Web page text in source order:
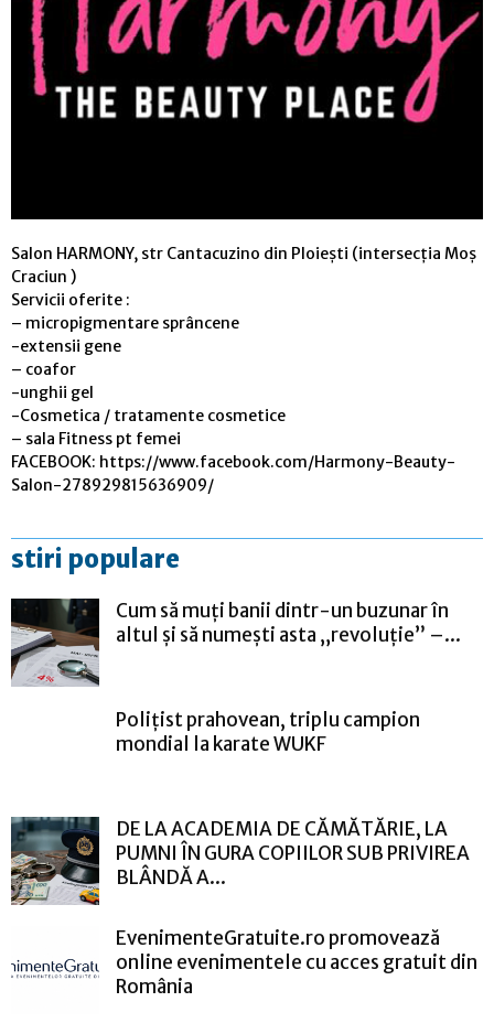
Salon HARMONY, str Cantacuzino din Ploiești (intersecția Moș
Craciun )
Servicii oferite :
– micropigmentare sprâncene
-extensii gene
– coafor
-unghii gel
-Cosmetica / tratamente cosmetice
– sala Fitness pt femei
FACEBOOK: https://www.facebook.com/Harmony-Beauty-
Salon-278929815636909/
stiri populare
Cum să muți banii dintr-un buzunar în
altul și să numești asta „revoluție” –...
Polițist prahovean, triplu campion
mondial la karate WUKF
DE LA ACADEMIA DE CĂMĂTĂRIE, LA
PUMNI ÎN GURA COPIILOR SUB PRIVIREA
BLÂNDĂ A...
EvenimenteGratuite.ro promovează
online evenimentele cu acces gratuit din
România